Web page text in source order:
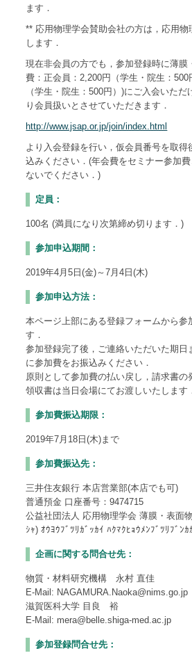
ます．
** 応用物理学会賛助会社の方は，応用物
します．
現在非会員の方でも，参加登録時に薄膜
費：正会員：2,200円（学生・院生：500
（学生・院生：500円）)にご入会いただ
り会員扱いとさせていただきます．
http://www.jsap.or.jp/join/index.html
より入会登録を行い，仮会員番号を取得
込みください．(年会費をセミナー参加
ないでください．)
定員：
100名 (満員になり次第締め切ります．)
参加申込期間：
2019年4月5日(金)～7月4日(木)
参加申込方法：
本ページ上部にある登録フォームから参
す．
参加登録完了後，ご連絡いただいた期日
に参加費をお振込みください．
原則として参加費の払い戻し，請求書の
領収書は当日会場にてお渡しいたします
参加費振込期限：
2019年7月18日(木)まで
参加費振込先：
三井住友銀行 本店営業部(本店でも可)
普通預金 口座番号：9474715
公益社団法人 応用物理学会 薄膜・表面
ｼｬ) ｵｳﾖｳﾌﾞﾂﾘｶﾞｯｶｲ ﾊｸﾏｸﾋｮｳﾒﾝﾌﾞﾂﾘﾌﾞﾝｶ
企画に関する問合せ先：
物質・材料研究機構 永村 直佳
E-Mail: NAGAMURA.Naoka@nims.go.jp
滋賀医科大学 目良 裕
E-Mail: mera@belle.shiga-med.ac.jp
参加登録問合せ先：